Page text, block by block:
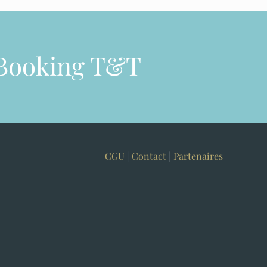
T&T
CGU | Contact| Partenaires